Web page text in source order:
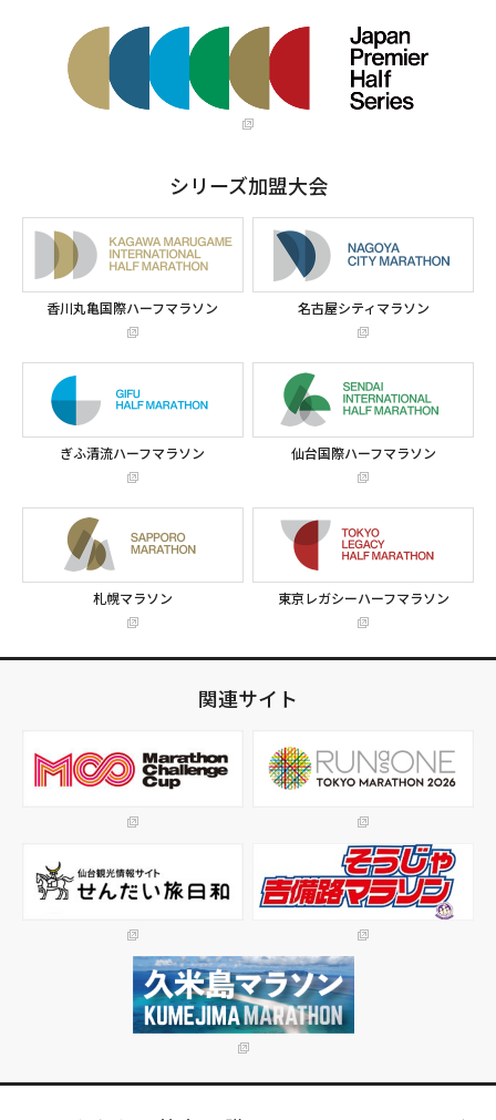
シリーズ加盟大会
香川丸亀国際ハーフマラソン 名古屋シティマラソン
ぎふ清流ハーフマラソン 仙台国際ハーフマラソン
札幌マラソン 東京レガシーハーフマラソン
関連サイト